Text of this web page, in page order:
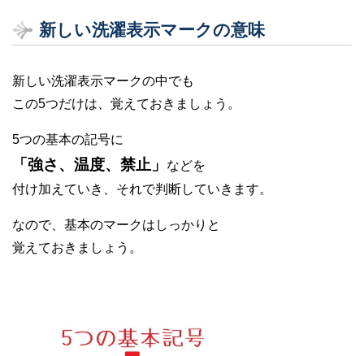
新しい洗濯表示マークの意味
新しい洗濯表示マークの中でも
この5つだけは、覚えておきましょう。
5つの基本の記号に
「強さ、温度、禁止」
などを
付け加えていき、それで判断していきます。
なので、基本のマークはしっかりと
覚えておきましょう。